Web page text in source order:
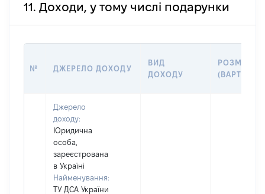
11. Доходи, у тому числі подарунки
№ ДЖЕРЕЛО ДОХОДУ
ВИД
ДОХОДУ
РОЗМІР
(ВАРТІСТЬ)
Джерело
доходу:
Юридична
особа,
зареєстрована
в Україні
Найменування:
ТУ ДСА України